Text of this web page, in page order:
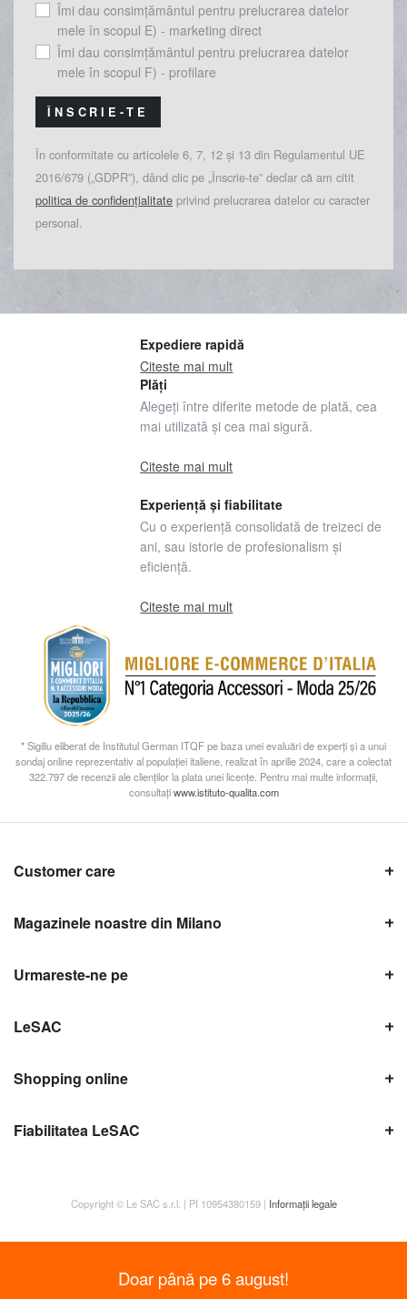
Îmi dau consimțământul pentru prelucrarea datelor
mele în scopul E) - marketing direct
Îmi dau consimțământul pentru prelucrarea datelor
mele în scopul F) - profilare
ÎNSCRIE-TE
În conformitate cu articolele 6, 7, 12 și 13 din Regulamentul UE
2016/679 („GDPR”), dând clic pe „Înscrie-te” declar că am citit
politica de confidențialitate privind prelucrarea datelor cu caracter
personal.
Expediere rapidă
Citeste mai mult
Plăți
Alegeți între diferite metode de plată, cea
mai utilizată și cea mai sigură.
Citeste mai mult
Experiență și fiabilitate
Cu o experiență consolidată de treizeci de
ani, sau istorie de profesionalism și
eficiență.
Citeste mai mult
* Sigiliu eliberat de Institutul German ITQF pe baza unei evaluări de experți și a unui
sondaj online reprezentativ al populației italiene, realizat în aprilie 2024, care a colectat
322.797 de recenzii ale clienților la plata unei licențe. Pentru mai multe informații,
consultațiwww.istituto-qualita.com
Customer care
Magazinele noastre din Milano
Urmareste-ne pe
LeSAC
Shopping online
Fiabilitatea LeSAC
Copyright © Le SAC s.r.l. | PI 10954380159 | Informații legale
Doar până pe 6 august!